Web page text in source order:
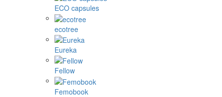
ECO capsules
ecotree
Eureka
Fellow
Femobook